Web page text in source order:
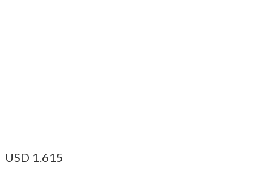
USD 1.615